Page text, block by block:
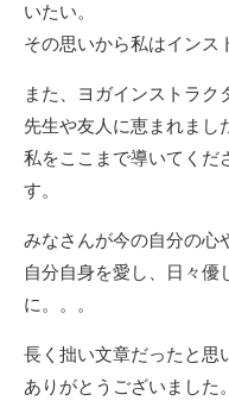
いたい。
その思いから私はインス
また、ヨガインストラク
先生や友人に恵まれまし
私をここまで導いてくだ
す。
みなさんが今の自分の心
自分自身を愛し、日々優
に。。。
長く拙い文章だったと思
ありがとうございました。